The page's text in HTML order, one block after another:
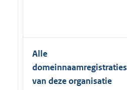
Alle
domeinnaamregistraties
van deze organisatie